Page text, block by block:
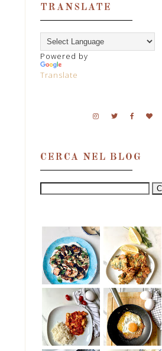
TRANSLATE
Powered by
Translate
CERCA NEL BLOG